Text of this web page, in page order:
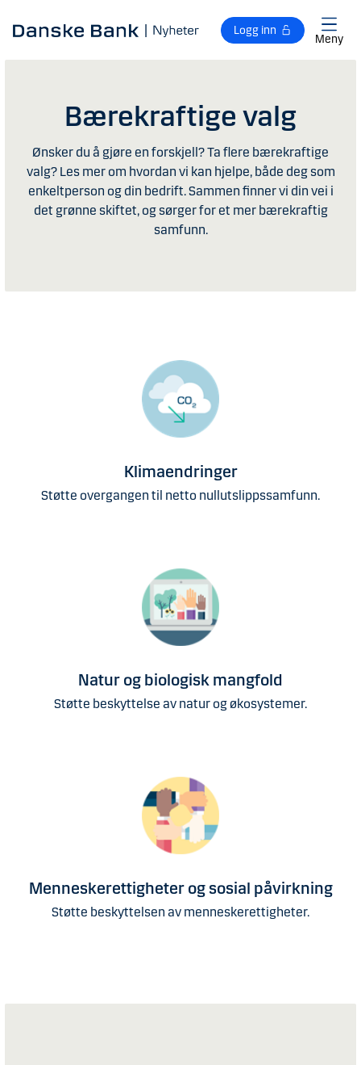
Logg inn
Meny
Bærekraftige valg
Ønsker du å gjøre en forskjell? Ta flere bærekraftige
valg? Les mer om hvordan vi kan hjelpe, både deg som
enkeltperson og din bedrift. Sammen finner vi din vei i
det grønne skiftet, og sørger for et mer bærekraftig
samfunn.
Klimaendringer
Støtte overgangen til netto nullutslippssamfunn​.
Natur og biologisk mangfold
Støtte beskyttelse av natur og økosystemer.
Menneskerettigheter og sosial påvirkning
Støtte beskyttelsen av ​menneskerettigheter.